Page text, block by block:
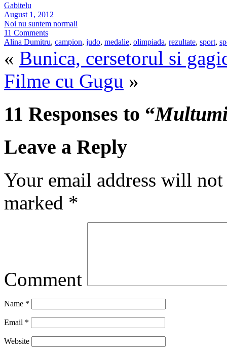
Gabitelu
August 1, 2012
Noi nu suntem normali
11 Comments
Alina Dumitru, campion, judo, medalie, olimpiada, rezultate, sport,
« Bunica, cersetorul si
Filme cu Gugu »
11 Responses to “
Leave a Reply
Your email address will
marked *
Comment
Name *
Email *
Website